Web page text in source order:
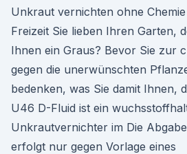
Unkraut vernichten ohne
Freizeit Sie lieben Ihren Garten,
Ihnen ein Graus? Bevor Sie zur
gegen die unerwünschten
bedenken, was Sie damit Ihnen,
U46 D-Fluid ist ein
Unkrautvernichter im Die
erfolgt nur gegen Vorlage eines